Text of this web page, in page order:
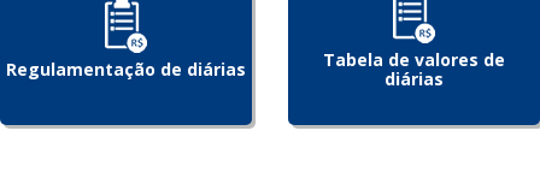
Regulamentação de diárias
Tabela de valores de
diárias